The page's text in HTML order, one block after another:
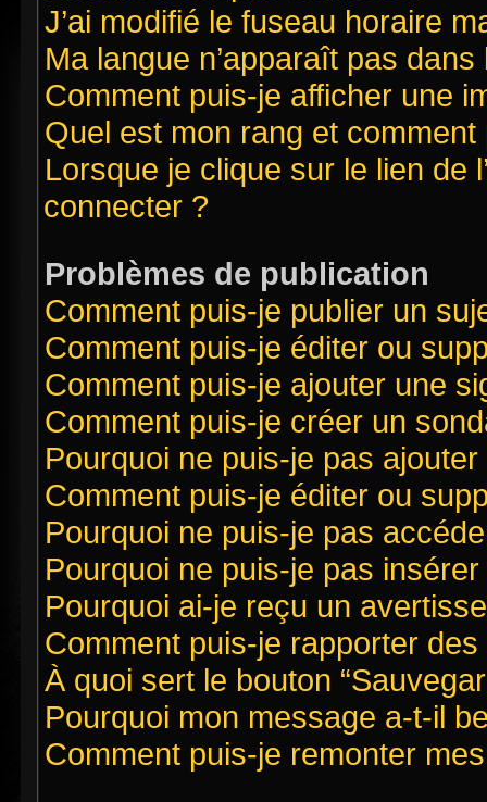
J’ai modifié le fuseau horaire
Ma langue n’apparaît pas dans
Comment puis-je afficher une
Quel est mon rang et
Lorsque je clique sur le lien de
connecter ?
Problèmes de publication
Comment puis-je publier un
Comment puis-je éditer ou
Comment puis-je ajouter une
Comment puis-je créer un
Pourquoi ne puis-je pas
Comment puis-je éditer ou
Pourquoi ne puis-je pas
Pourquoi ne puis-je pas
Pourquoi ai-je reçu un
Comment puis-je rapporter
À quoi sert le bouton
Pourquoi mon message a-t-il
Comment puis-je remonter